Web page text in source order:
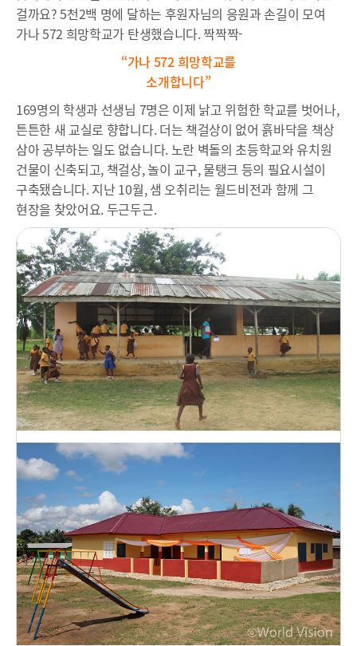
걸까요? 5천2백 명에 달하는 후원자님의 응원과 손길이 모여
가나 572 희망학교가 탄생했습니다. 짝짝짝-
“가나572 희망학교를
소개합니다”
169명의 학생과 선생님 7명은 이제 낡고 위험한 학교를 벗어나,
튼튼한 새 교실로 향합니다. 더는 책걸상이 없어 흙바닥을 책상
삼아 공부하는 일도 없습니다. 노란 벽돌의 초등학교와 유치원
건물이 신축되고, 책걸상, 놀이 교구, 물탱크 등의 필요시설이
구축됐습니다. 지난 10월, 샘 오취리는 월드비전과 함께 그
현장을 찾았어요. 두근두근.